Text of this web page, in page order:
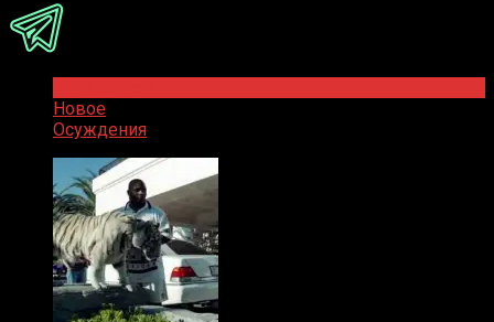
Новое
Осуждения